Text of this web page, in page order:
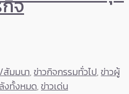
จ
สัมมนา,ข่าวกิจกรรมทั่วไป,ข่าวผู้
งทั้งหมด,ข่าวเด่น